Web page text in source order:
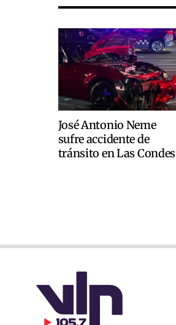
José Antonio Neme
sufre accidente de
tránsito en Las Condes